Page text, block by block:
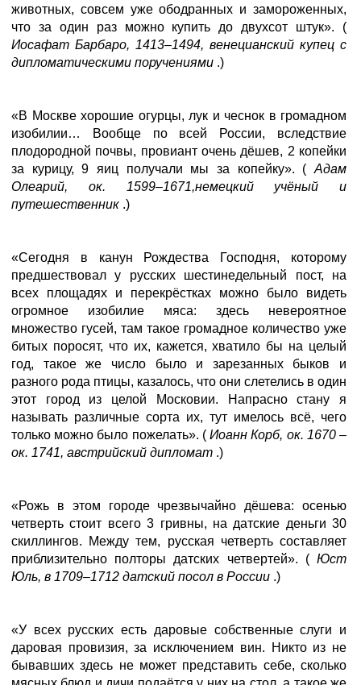
животных, совсем уже ободранных и замороженных,
что за один раз можно купить до двухсот штук». (
Иосафат Барбаро, 1413–1494, венецианский купец с
дипломатическими поручениями .)
«В Москве хорошие огурцы, лук и чеснок в громадном
изобилии… Вообще по всей России, вследствие
плодородной почвы, провиант очень дёшев, 2 копейки
за курицу, 9 яиц получали мы за копейку». ( Адам
Олеарий, ок. 1599–1671,немецкий учёный и
путешественник .)
«Сегодня в канун Рождества Господня, которому
предшествовал у русских шестинедельный пост, на
всех площадях и перекрёстках можно было видеть
огромное изобилие мяса: здесь невероятное
множество гусей, там такое громадное количество уже
битых поросят, что их, кажется, хватило бы на целый
год, такое же число было и зарезанных быков и
разного рода птицы, казалось, что они слетелись в один
этот город из целой Московии. Напрасно стану я
называть различные сорта их, тут имелось всё, чего
только можно было пожелать». (Иоанн Корб, ок. 1670 –
ок. 1741, австрийский дипломат .)
«Рожь в этом городе чрезвычайно дёшева: осенью
четверть стоит всего 3 гривны, на датские деньги 30
скиллингов. Между тем, русская четверть составляет
приблизительно полторы датских четвертей». ( Юст
Юль, в 1709–1712 датский посол в России .)
«У всех русских есть даровые собственные слуги и
даровая провизия, за исключением вин. Никто из не
бывавших здесь не может представить себе, сколько